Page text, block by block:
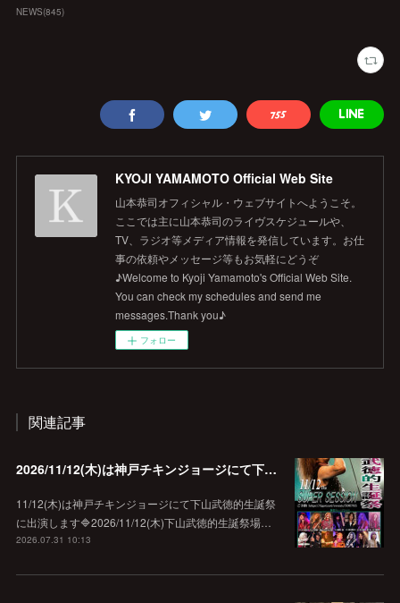
NEWS(845)
KYOJI YAMAMOTO Official Web Site
山本恭司オフィシャル・ウェブサイトへようこそ。
ここでは主に山本恭司のライヴスケジュールや、
TV、ラジオ等メディア情報を発信しています。お仕
事の依頼やメッセージ等もお気軽にどうぞ
♪Welcome to Kyoji Yamamoto's Official Web Site.
You can check my schedules and send me
messages.Thank you♪
フォロー
関連記事
2026/11/12(木)は神戸チキンジョージにて下山武徳的生誕祭に出演します♪
11/12(木)は神戸チキンジョージにて下山武徳的生誕祭
に出演します🔷2026/11/12(木)下山武徳的生誕祭場…
2026.07.31 10:13